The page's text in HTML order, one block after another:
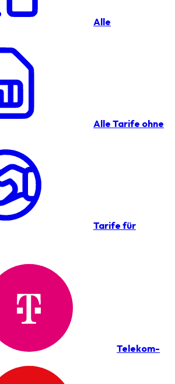
Alle
Alle Tarife ohne
Tarife für
Telekom-